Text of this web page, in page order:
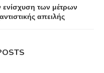
ενίσχυση των μέτρων
απειλής